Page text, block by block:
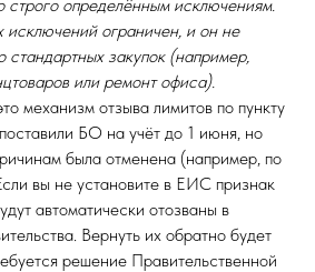
строго определённым исключениям.
исключений ограничен, и он не
стандартных закупок (например,
или ремонт офиса).
механизм отзыва лимитов по пункту
БО на учёт до 1 июня, но
была отменена (например, по
вы не установите в ЕИС признак
автоматически отозваны в
Вернуть их обратно будет
решение Правительственной